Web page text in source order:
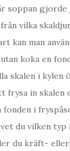
soppan
från vilka
kan man
koka en
skalen i kylen
frysa in skalen
fonden i
vet du vilken
du kräft-